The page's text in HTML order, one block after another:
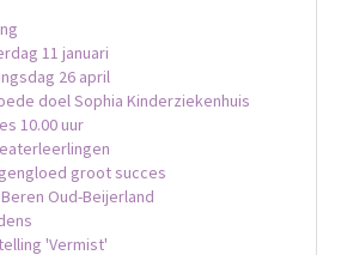
11 januari
26 april
doel Sophia Kinderziekenhuis
10.00 uur
groot succes
Oud-Beijerland
'Vermist'